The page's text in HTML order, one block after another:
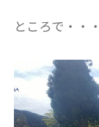
ところで・・・